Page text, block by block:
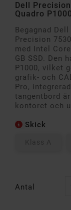
Dell
Quadro
Begagnad
Precision
med Intel
GB SSD. Den
P1000, vilket
grafik- och
Pro,
tangentbord
kontoret och
Skick
Klass A
Antal